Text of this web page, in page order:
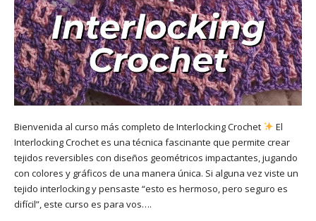
Bienvenida al curso más completo de Interlocking Crochet
El
Interlocking Crochet es una técnica fascinante que permite crear
tejidos reversibles con diseños geométricos impactantes, jugando
con colores y gráficos de una manera única. Si alguna vez viste un
tejido interlocking y pensaste “esto es hermoso, pero seguro es
difícil”, este curso es para vos….